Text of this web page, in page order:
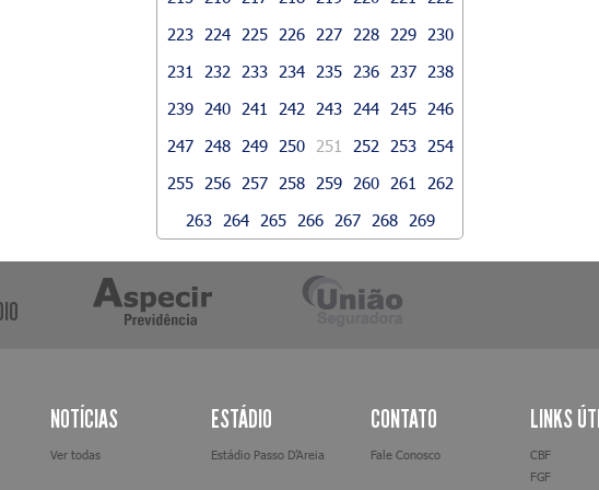
223
224 225 226 227 228 229
230
231
232 233 234 235 236 237
238
239
240 241 242 243 244 245
246
247
248 249 250 251 252 253
254
255
256 257 258 259 260 261
262
263
264 265 266 267 268 269
NOTÍCIAS
Ver todas
ESTÁDIO
Estádio Passo D’Areia
CONTATO
Fale Conosco
LINKS
CBF
FGF